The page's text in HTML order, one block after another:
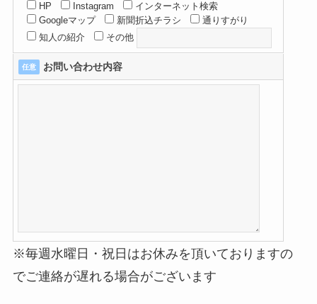
HP Instagram
インターネット検索
Googleマップ
新聞折込チラシ
通りすがり
知人の紹介
その他
任意 お問い合わせ内容
※毎週水曜日・祝日はお休みを頂いておりますの
でご連絡が遅れる場合がございます